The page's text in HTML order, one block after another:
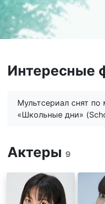
Интересные
Мультсериал снят
«Школьные дни»
Актеры 9